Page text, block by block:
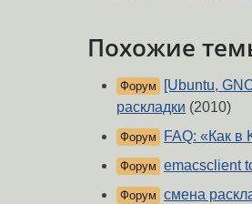
Похожие
Форум
[Ubuntu,
раскладки (2010)
Форум FAQ: «Как в
Форум emacsclient
Форум смена